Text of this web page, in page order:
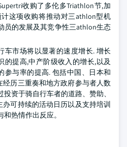
收购了多伦多Triathlon节,加
这项收购将推动对三athlon型机
员的发展及其竞争性三athlon生态
车市场将以显著的速度增长. 增长
的提高,中产阶级收入的增长,以及
参与率的提高. 包括中国、日本和
历三重奏和地方政府参与者人数
资于骑自行车者的道路、赞助、
可持续的活动日历以及支持培训
热情作出反应。